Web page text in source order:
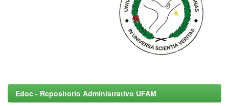
Edoc - Repositorio Administrativo UFAM